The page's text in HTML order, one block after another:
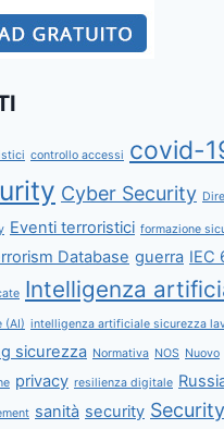
controllo accessi covid-
Cyber Security
Eventi terroristici formazione
Database guerra IEC
Intelligenza
(AI) intelligenza artificiale sicurezza
sicurezza Normativa NOS Nuovo
privacy resilienza digitale
sanità security Security